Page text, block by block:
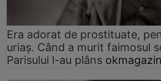
Era adorat de prostituate,
uriaș. Când a murit faimosul
Parisului l-au plâns